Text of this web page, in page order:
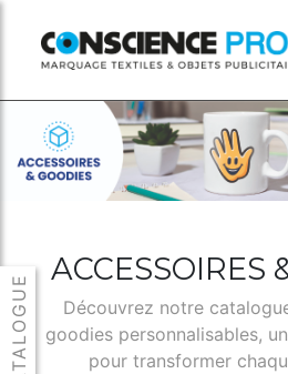
ACCESSOIRES
Découvrez notre
goodies personnalisables,
pour transformer